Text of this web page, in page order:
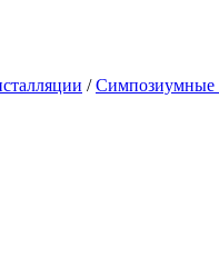
/Симпозиумные